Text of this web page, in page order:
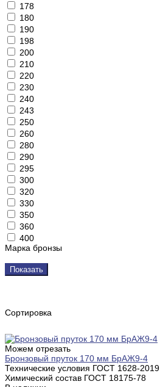
178
180
190
198
200
210
220
230
240
243
250
260
280
290
295
300
320
330
350
360
400
Марка бронзы
Показать
Сортировка
Можем отрезать
Бронзовый пруток 170 мм БрАЖ9-4
Технические условия ГОСТ 1628-2019
Химический состав ГОСТ 18175-78